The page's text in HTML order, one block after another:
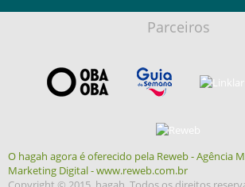
Parceiros
O hagah agora é oferecido pela Reweb - Agência
Marketing Digital - www.reweb.com.br